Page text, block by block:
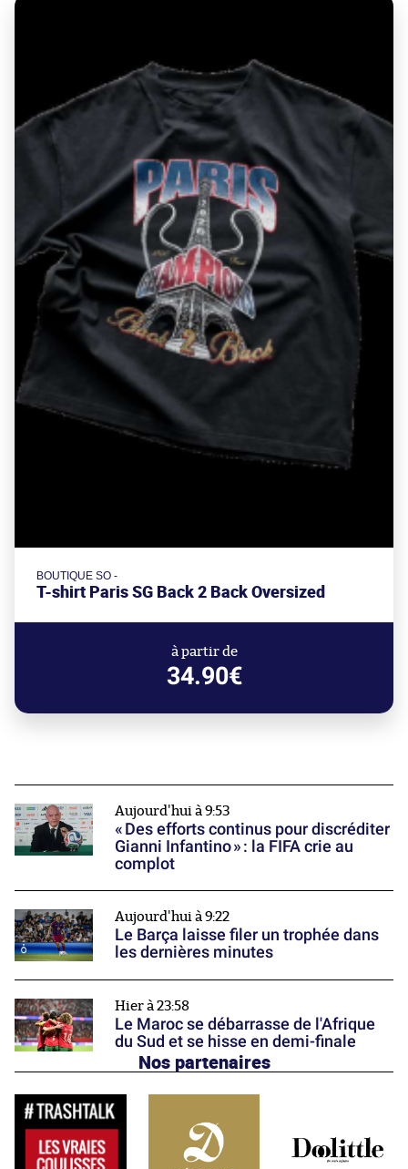
BOUTIQUE SO -
T-shirt Paris SG Back 2 Back Oversized
à partir de
34.90€
Aujourd'hui à 9:53
« Des efforts continus pour discréditer
Gianni Infantino » : la FIFA crie au
complot
Aujourd'hui à 9:22
Le Barça laisse filer un trophée dans
les dernières minutes
Hier à 23:58
Le Maroc se débarrasse de l'Afrique
du Sud et se hisse en demi-finale
Nos partenaires